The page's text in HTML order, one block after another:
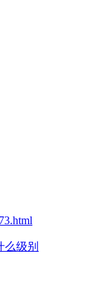
么级别